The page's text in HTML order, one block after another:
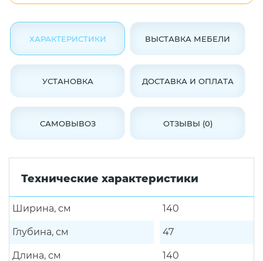
ХАРАКТЕРИСТИКИ ВЫСТАВКА МЕБЕЛИ
УСТАНОВКА ДОСТАВКА И ОПЛАТА
САМОВЫВОЗ ОТЗЫВЫ (0)
Технические характеристики
Ширина, см 140
Глубина, см 47
Длина, см 140